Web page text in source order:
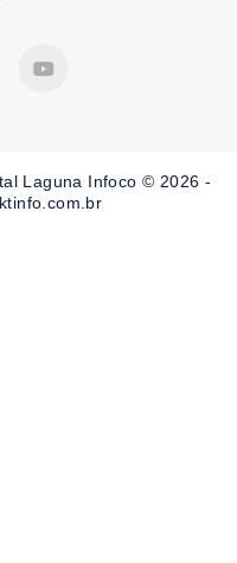
o
Laguna Infoco © 2026 -